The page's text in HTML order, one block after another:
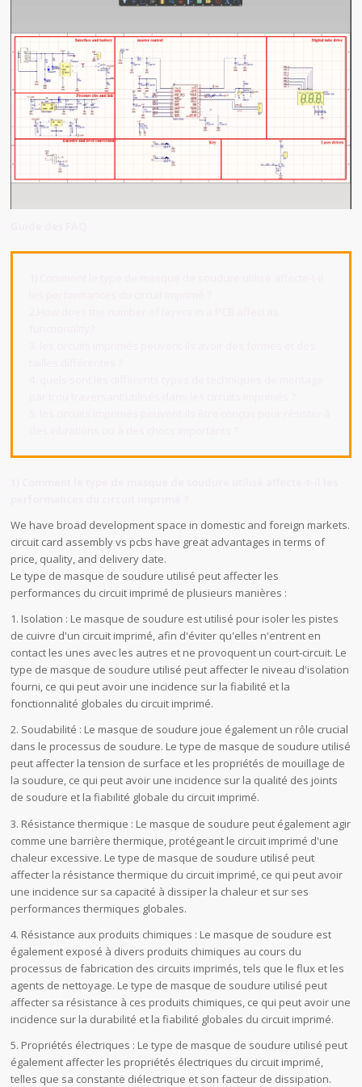
We have broad development space in domestic and foreign markets.
circuit card assembly vs pcbs have great advantages in terms of
price, quality, and delivery date.
Le type de masque de soudure utilisé peut affecter les
performances du circuit imprimé de plusieurs manières :
1. Isolation : Le masque de soudure est utilisé pour isoler les pistes
de cuivre d'un circuit imprimé, afin d'éviter qu'elles n'entrent en
contact les unes avec les autres et ne provoquent un court-circuit. Le
type de masque de soudure utilisé peut affecter le niveau d'isolation
fourni, ce qui peut avoir une incidence sur la fiabilité et la
fonctionnalité globales du circuit imprimé.
2. Soudabilité : Le masque de soudure joue également un rôle crucial
dans le processus de soudure. Le type de masque de soudure utilisé
peut affecter la tension de surface et les propriétés de mouillage de
la soudure, ce qui peut avoir une incidence sur la qualité des joints
de soudure et la fiabilité globale du circuit imprimé.
3. Résistance thermique : Le masque de soudure peut également agir
comme une barrière thermique, protégeant le circuit imprimé d'une
chaleur excessive. Le type de masque de soudure utilisé peut
affecter la résistance thermique du circuit imprimé, ce qui peut avoir
une incidence sur sa capacité à dissiper la chaleur et sur ses
performances thermiques globales.
4. Résistance aux produits chimiques : Le masque de soudure est
également exposé à divers produits chimiques au cours du
processus de fabrication des circuits imprimés, tels que le flux et les
agents de nettoyage. Le type de masque de soudure utilisé peut
affecter sa résistance à ces produits chimiques, ce qui peut avoir une
incidence sur la durabilité et la fiabilité globales du circuit imprimé.
5. Propriétés électriques : Le type de masque de soudure utilisé peut
également affecter les propriétés électriques du circuit imprimé,
telles que sa constante diélectrique et son facteur de dissipation.